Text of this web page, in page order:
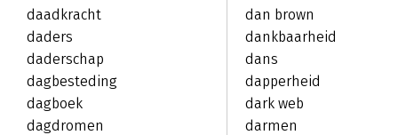
daadkracht
daders
daderschap
dagbesteding
dagboek
dagdromen
dan brown
dankbaarheid
dans
dapperheid
dark web
darmen